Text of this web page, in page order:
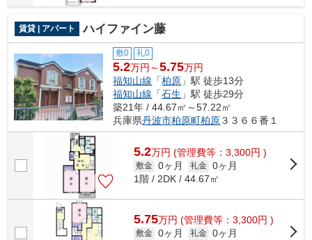
賃貸 | アパート ハイファイン藤
敷0 礼0
5.2万円～5.75万円
福知山線 「柏原 」駅 徒歩13分
福知山線 「石生 」駅 徒歩29分
築21年 / 44.67㎡～57.22㎡
兵庫県丹波市柏原町柏原３３６６番１
5.2万円 (管理費等：3,300円 )
敷金 0ヶ月 礼金 0ヶ月
1階 / 2DK / 44.67㎡
5.75万円 (管理費等：3,300円 )
敷金 0ヶ月 礼金 0ヶ月